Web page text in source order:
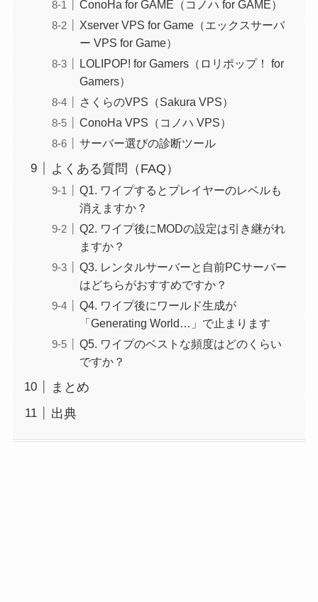
ConoHa for GAME（コノハ for GAME）
Xserver VPS for Game（エックスサーバ
ー VPS for Game）
LOLIPOP! for Gamers（ロリポップ！ for
Gamers）
さくらのVPS（Sakura VPS）
ConoHa VPS（コノハ VPS）
サーバー選びの診断ツール
よくある質問（FAQ）
Q1. ワイプするとプレイヤーのレベルも
消えますか？
Q2. ワイプ後にMODの設定は引き継がれ
ますか？
Q3. レンタルサーバーと自前PCサーバー
はどちらがおすすめですか？
Q4. ワイプ後にワールド生成が
「Generating World…」で止まります
Q5. ワイプのベストな頻度はどのくらい
ですか？
まとめ
出典